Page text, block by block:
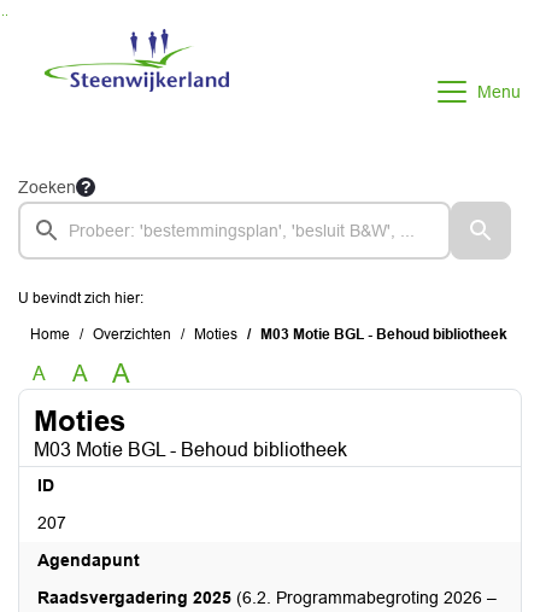
Ga naar de inhoud van deze pagina
Menu
Zoeken
U bevindt zich hier:
Home Overzichten Moties M03 Motie BGL - Behoud bibliotheek
A A A
Moties
M03 Motie BGL - Behoud bibliotheek
ID
207
Agendapunt
Raadsvergadering 2025 (6.2. Programmabegroting 2026 –